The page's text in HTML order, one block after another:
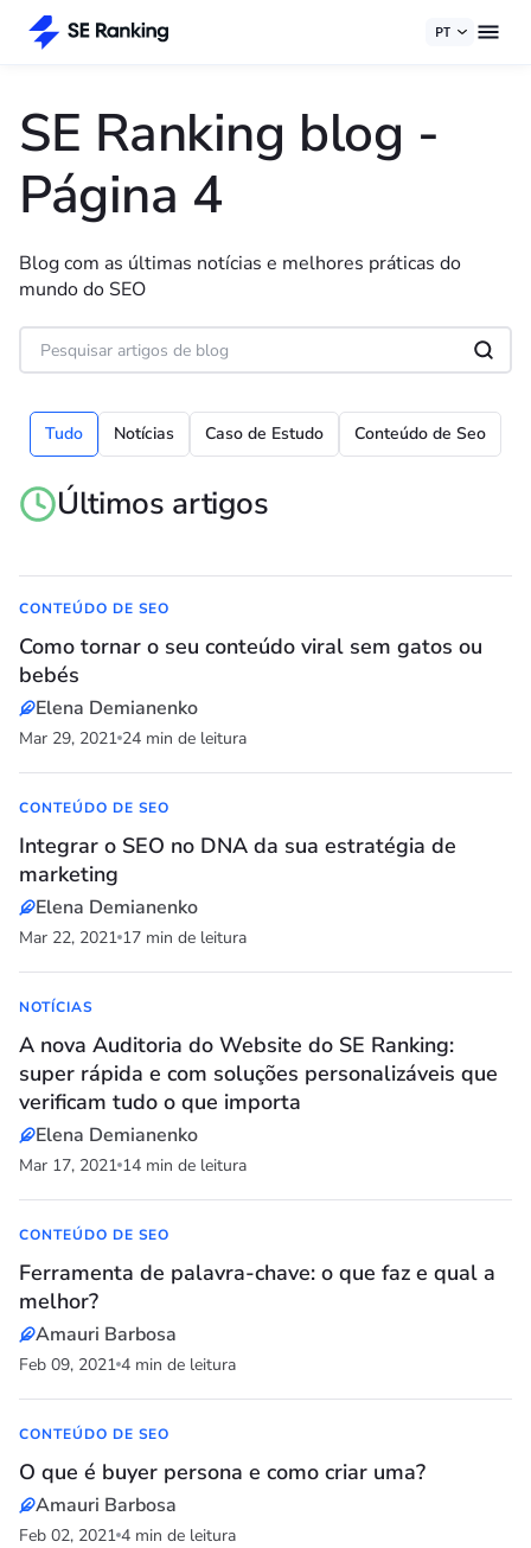
PT
SE Ranking blog -
Página 4
Blog com as últimas notícias e melhores práticas do
mundo do SEO
Tudo Notícias Caso de Estudo Conteúdo de Seo
Últimos artigos
CONTEÚDO DE SEO
Como tornar o seu conteúdo viral sem gatos ou
bebés
Elena Demianenko
Mar 29, 2021 24 min de leitura
CONTEÚDO DE SEO
Integrar o SEO no DNA da sua estratégia de
marketing
Elena Demianenko
Mar 22, 2021 17 min de leitura
NOTÍCIAS
A nova Auditoria do Website do SE Ranking:
super rápida e com soluções personalizáveis que
verificam tudo o que importa
Elena Demianenko
Mar 17, 2021 14 min de leitura
CONTEÚDO DE SEO
Ferramenta de palavra-chave: o que faz e qual a
melhor?
Amauri Barbosa
Feb 09, 2021 4 min de leitura
CONTEÚDO DE SEO
O que é buyer persona e como criar uma?
Amauri Barbosa
Feb 02, 2021 4 min de leitura